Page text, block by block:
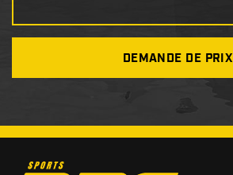
DEMANDE DE PRIX